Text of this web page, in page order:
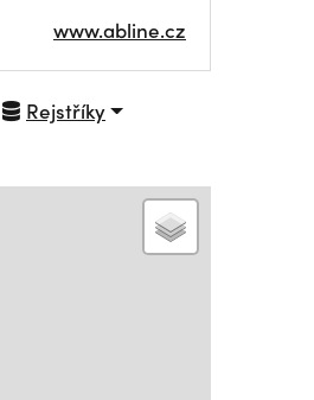
www.abline.cz
Rejstříky